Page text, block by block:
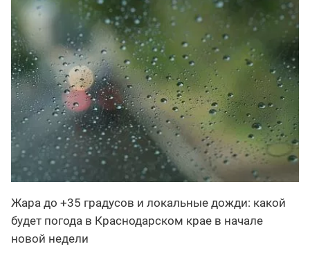
Жара до +35 градусов и локальные дожди: какой
будет погода в Краснодарском крае в начале
новой недели